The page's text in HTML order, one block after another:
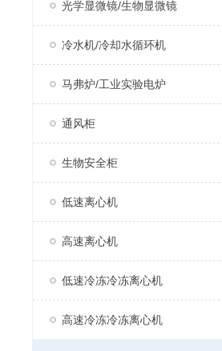
光学显微镜/生物显微镜
冷水机/冷却水循环机
马弗炉/工业实验电炉
通风柜
生物安全柜
低速离心机
高速离心机
低速冷冻冷冻离心机
高速冷冻冷冻离心机